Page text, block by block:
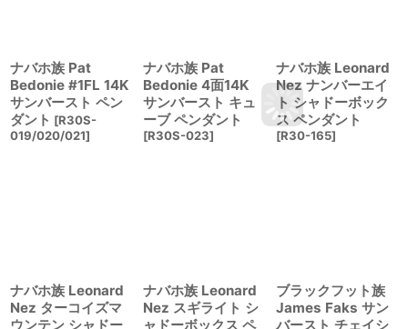
ナバホ族 Pat
Bedonie #1FL 14K
サンバースト ペン
ダント [R30S-
019/020/021]
ナバホ族 Pat
Bedonie 4面14K
サンバースト キュ
ーブ ペンダント
[R30S-023]
ナバホ族 Leonard
Nez ナンバーエイ
ト シャドーボック
ス ペンダント
[R30-165]
ナバホ族 Leonard
Nez ターコイズマ
ウンテン シャドー
ナバホ族 Leonard
Nez スギライト シ
ャドーボックス ペ
ブラックフット族
James Faks サン
バースト チェイシ